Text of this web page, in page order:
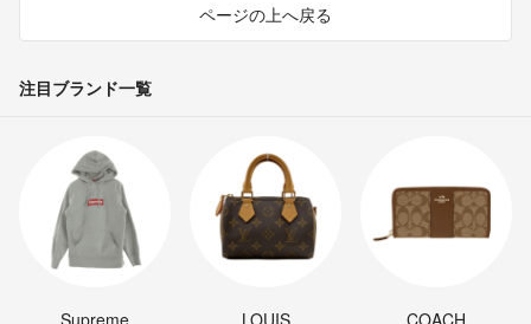
ページの上へ戻る
注目ブランド一覧
Supreme
LOUIS
COACH